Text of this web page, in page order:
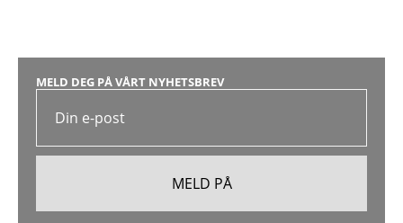
MELD DEG PÅ VÅRT NYHETSBREV